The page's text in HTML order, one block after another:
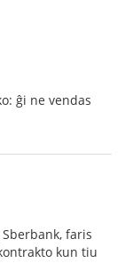
ĝi ne vendas
faris
kun tiu